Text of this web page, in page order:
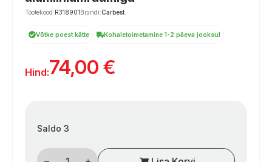
Tootekood:R318901Brändi:Carbest
Võtke poest kätte Kohaletoimetamine 1-2 päeva jooksul
Hind:74,00 €
Saldo 3
Kemperių